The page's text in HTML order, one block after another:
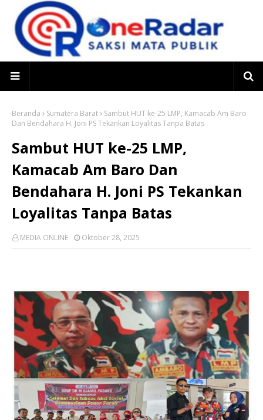
Beranda Sumatera Barat
Sambut HUT ke-25 LMP, Kamacab Am Baro
Dan Bendahara H. Joni PS Tekankan Loyalitas Tanpa Batas
Sambut HUT ke-25 LMP,
Kamacab Am Baro Dan
Bendahara H. Joni PS Tekankan
Loyalitas Tanpa Batas
MEDIA ONLINE Oktober 28, 2025